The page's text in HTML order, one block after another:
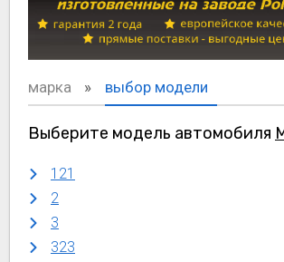
марка выбор модели
Выберите модель автомобиля
121
2
3
323